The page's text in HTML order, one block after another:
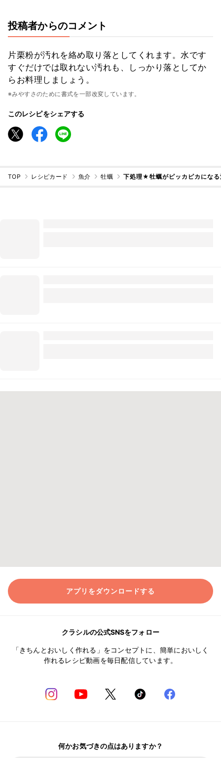
投稿者からのコメント
片栗粉が汚れを絡め取り落としてくれます。水です
すぐだけでは取れない汚れも、しっかり落としてか
らお料理しましょう。
※みやすさのために書式を一部改変しています。
このレシピをシェアする
TOP レシピカード 魚介 牡蠣 下処理★牡蠣がピッカピカにな
アプリをダウンロードする
クラシルの公式SNSをフォロー
「きちんとおいしく作れる」をコンセプトに、簡単においしく
作れるレシピ動画を毎日配信しています。
何かお気づきの点はありますか？